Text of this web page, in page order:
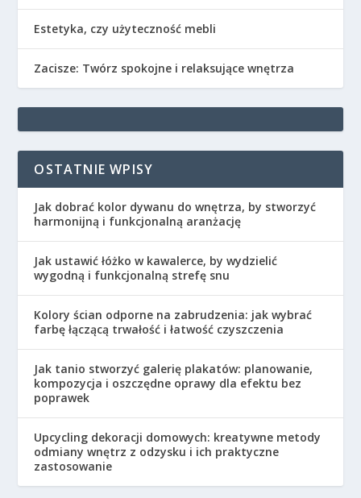
Estetyka, czy użyteczność mebli
Zacisze: Twórz spokojne i relaksujące wnętrza
OSTATNIE WPISY
Jak dobrać kolor dywanu do wnętrza, by stworzyć
harmonijną i funkcjonalną aranżację
Jak ustawić łóżko w kawalerce, by wydzielić
wygodną i funkcjonalną strefę snu
Kolory ścian odporne na zabrudzenia: jak wybrać
farbę łączącą trwałość i łatwość czyszczenia
Jak tanio stworzyć galerię plakatów: planowanie,
kompozycja i oszczędne oprawy dla efektu bez
poprawek
Upcycling dekoracji domowych: kreatywne metody
odmiany wnętrz z odzysku i ich praktyczne
zastosowanie